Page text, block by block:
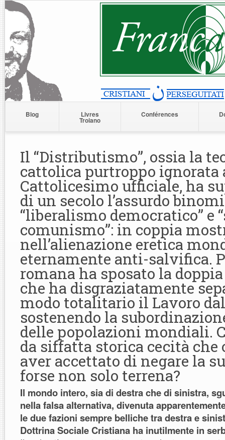
Blog Livres
Troiano
Conférences
Il “Distributismo”, ossia la
cattolica purtroppo ignorata
Cattolicesimo ufficiale, ha
di un secolo l’assurdo
“liberalismo democratico” e
comunismo”: in coppia
nell’alienazione eretica
eternamente anti-salvifica.
romana ha sposato la
che ha disgraziatamente
modo totalitario il Lavoro
sostenendo la
delle popolazioni mondiali.
da siffatta storica cecità che
aver accettato di negare la
forse non solo terrena?
Il mondo intero, sia di destra che di sinistra,
nella falsa alternativa, divenuta
le due fazioni sempre belliche tra destra e
Dottrina Sociale Cristiana ha inutilmente in